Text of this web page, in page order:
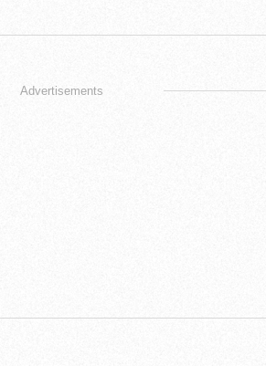
Advertisements